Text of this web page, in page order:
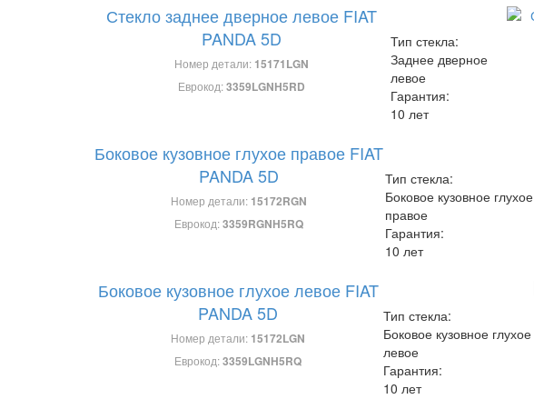
Стекло заднее дверное левое FIAT
PANDA 5D
Номер детали: 15171LGN
Еврокод:3359LGNH5RD
Тип стекла:
Заднее дверное
левое
Гарантия:
10 лет
Боковое кузовное глухое правое FIAT
PANDA 5D
Номер детали: 15172RGN
Еврокод:3359RGNH5RQ
Тип стекла:
Боковое кузовное глухое
правое
Гарантия:
10 лет
Боковое кузовное глухое левое FIAT
PANDA 5D
Номер детали: 15172LGN
Еврокод:3359LGNH5RQ
Тип стекла:
Боковое кузовное глухое
левое
Гарантия:
10 лет